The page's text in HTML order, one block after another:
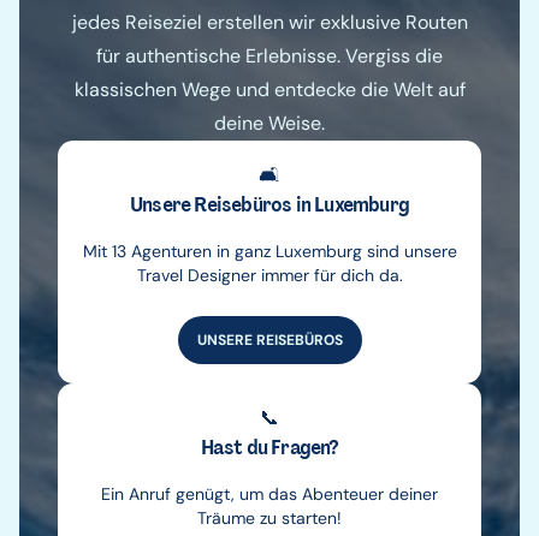
jedes Reiseziel erstellen wir exklusive Routen
für authentische Erlebnisse. Vergiss die
klassischen Wege und entdecke die Welt auf
deine Weise.
🛋️
Unsere Reisebüros in Luxemburg
Mit 13 Agenturen in ganz Luxemburg sind unsere
Travel Designer immer für dich da.
UNSERE REISEBÜROS
📞
Hast du Fragen?
Ein Anruf genügt, um das Abenteuer deiner
Träume zu starten!